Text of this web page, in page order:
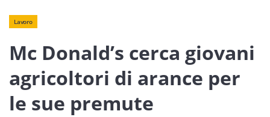
Economia
Sport
Sicilia
Lavoro
Mc Donald’s cerca giovani
agricoltori di arance per
le sue premute